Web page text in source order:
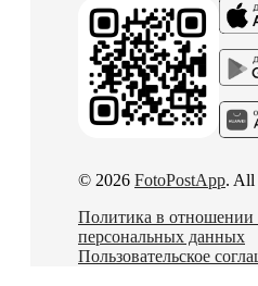
© 2026 FotoPostApp. All
Политика в отношении
персональных данных
Пользовательское